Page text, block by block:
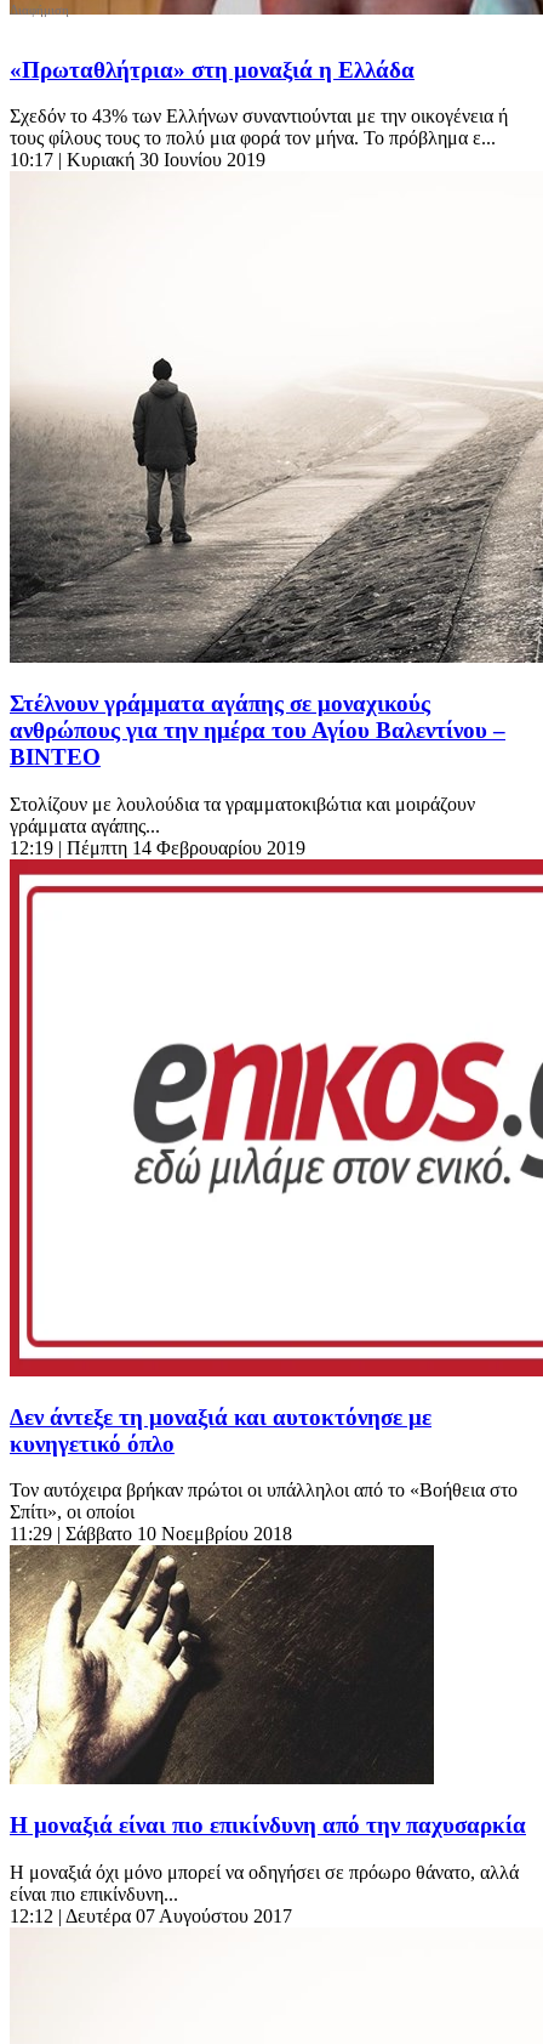
«Πρωταθλήτρια» στη μοναξιά η Ελλάδα
Σχεδόν το 43% των Ελλήνων συναντιούνται με την οικογένεια ή
τους φίλους τους το πολύ μια φορά τον μήνα. Το πρόβλημα ε...
10:17 | Κυριακή 30 Ιουνίου 2019
Στέλνουν γράμματα αγάπης σε μοναχικούς
ανθρώπους για την ημέρα του Αγίου Βαλεντίνου –
ΒΙΝΤΕΟ
Στολίζουν με λουλούδια τα γραμματοκιβώτια και μοιράζουν
γράμματα αγάπης...
12:19 | Πέμπτη 14 Φεβρουαρίου 2019
Δεν άντεξε τη μοναξιά και αυτοκτόνησε με
κυνηγετικό όπλο
Τον αυτόχειρα βρήκαν πρώτοι οι υπάλληλοι από το «Βοήθεια στο
Σπίτι», οι οποίοι
11:29 | Σάββατο 10 Νοεμβρίου 2018
Η μοναξιά είναι πιο επικίνδυνη από την παχυσαρκία
Η μοναξιά όχι μόνο μπορεί να οδηγήσει σε πρόωρο θάνατο, αλλά
είναι πιο επικίνδυνη...
12:12 | Δευτέρα 07 Αυγούστου 2017